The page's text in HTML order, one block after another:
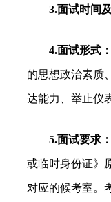
3.面试时间
4.面试形式：
的思想政治素质
达能力、举止仪
5.面试要求：
或临时身份证》
对应的候考室。